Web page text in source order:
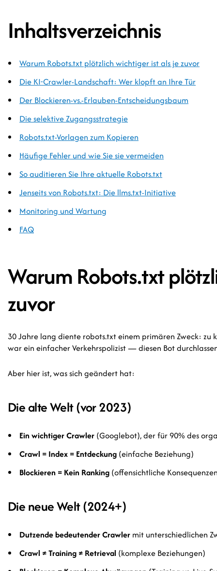
Inhaltsverzeichnis
Warum Robots.txt plötzlich wichtiger ist als je zuvor
Die KI-Crawler-Landschaft: Wer klopft an Ihre Tür
Der Blockieren-vs.-Erlauben-Entscheidungsbaum
Die selektive Zugangsstrategie
Robots.txt-Vorlagen zum Kopieren
Häufige Fehler und wie Sie sie vermeiden
So auditieren Sie Ihre aktuelle Robots.txt
Jenseits von Robots.txt: Die llms.txt-Initiative
Monitoring und Wartung
FAQ
Warum Robots.txt
zuvor
30 Jahre lang diente robots.txt einem primären Zweck: zu
war ein einfacher Verkehrspolizist — diesen Bot
Aber hier ist, was sich geändert hat:
Die alte Welt (vor 2023)
Ein wichtiger Crawler (Googlebot), der für 90% des
Crawl = Index = Entdeckung (einfache Beziehung)
Blockieren = Kein Ranking (offensichtliche
Die neue Welt (2024+)
Dutzende bedeutender Crawler mit unterschiedlichen
Crawl ≠ Training ≠ Retrieval (komplexe Beziehungen)